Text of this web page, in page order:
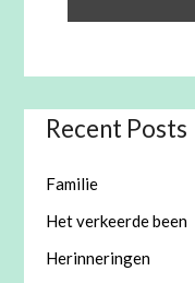
Recent Posts
Familie
Het verkeerde been
Herinneringen